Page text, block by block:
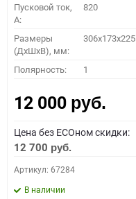
Пусковой ток,
A:
820
Размеры
(ДхШхВ), мм:
306x173x225
Полярность: 1
12 000 руб.
Цена без ECOном скидки:
12 700 руб.
Артикул: 67284
В наличии